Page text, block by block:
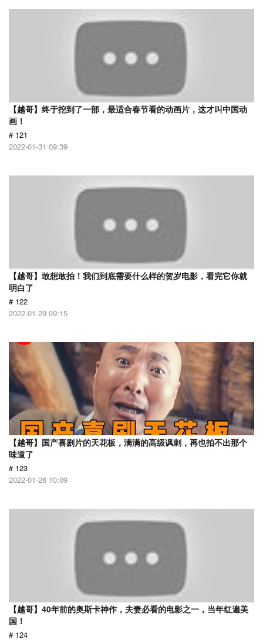
【越哥】终于挖到了一部，最适合春节看的动画片，这才叫中国动
画！
# 121
2022-01-31 09:39
【越哥】敢想敢拍！我们到底需要什么样的贺岁电影，看完它你就
明白了
# 122
2022-01-29 09:15
【越哥】国产喜剧片的天花板，满满的高级讽刺，再也拍不出那个
味道了
# 123
2022-01-26 10:09
【越哥】40年前的奥斯卡神作，夫妻必看的电影之一，当年红遍美
国！
# 124